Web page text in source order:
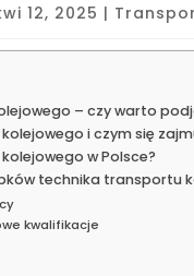
12, 2025 |
– czy warto
i czym się
w Polsce?
technika transportu
kwalifikacje